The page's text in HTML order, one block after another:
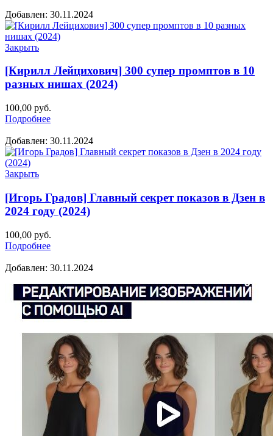
Добавлен: 30.11.2024
Закрыть
[Кирилл Лейцихович] 300 супер промптов в 10
разных нишах (2024)
100,00 руб.
Подробнее
Добавлен: 30.11.2024
Закрыть
[Игорь Градов] Главный секрет показов в Дзен в
2024 году (2024)
100,00 руб.
Подробнее
Добавлен: 30.11.2024